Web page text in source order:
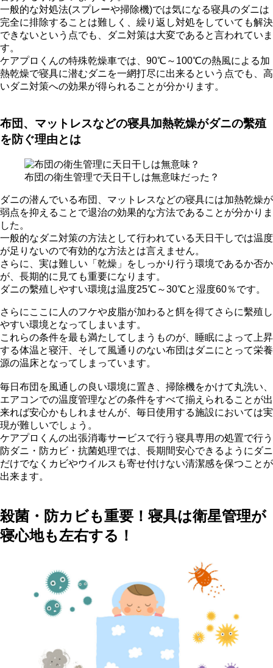
一般的な対処法(スプレーや掃除機)では気になる寝具のダニは
完全に排除することは難しく、繰り返し対処をしていても解決
できないという点でも、ダニ対策は大変であると言われていま
す。
ケアプロくんの特殊乾燥車では、90℃～100℃の熱風による加
熱乾燥で寝具に潜むダニを一網打尽に出来るという点でも、高
いダニ対策への効果が得られることが分かります。
布団、マットレスなどの寝具加熱乾燥がダニの繫殖
を防ぐ理由とは
布団の衛生管理で天日干しは無意味だった？
ダニの潜んでいる布団、マットレスなどの寝具には加熱乾燥が
弱点を抑えることで退治の効果的な方法であることが分かりま
した。
一般的なダニ対策の方法として行われている天日干しでは温度
が足りないので有効的な方法とは言えません。
さらに、実は難しい「乾燥」をしっかり行う環境であるか否か
が、長期的に見ても重要になります。
ダニの繫殖しやすい環境は温度25℃～30℃と湿度60％です。
さらにここに人のフケや皮脂が加わると餌を得てさらに繫殖し
やすい環境となってしまいます。
これらの条件を最も満たしてしまうものが、睡眠によって上昇
する体温と寝汗、そして風通りのない布団はダニにとって栄養
源の温床となってしまっています。
毎日布団を風通しの良い環境に置き、掃除機をかけて丸洗い、
エアコンでの温度管理などの条件をすべて揃えられることが出
来れば安心かもしれませんが、毎日使用する施設においては実
現が難しいでしょう。
ケアプロくんの出張消毒サービスで行う寝具専用の処置で行う
防ダニ・防カビ・抗菌処理では、長期間安心できるようにダニ
だけでなくカビやウイルスも寄せ付けない清潔感を保つことが
出来ます。
殺菌・防カビも重要！寝具は衛星管理が
寝心地も左右する！